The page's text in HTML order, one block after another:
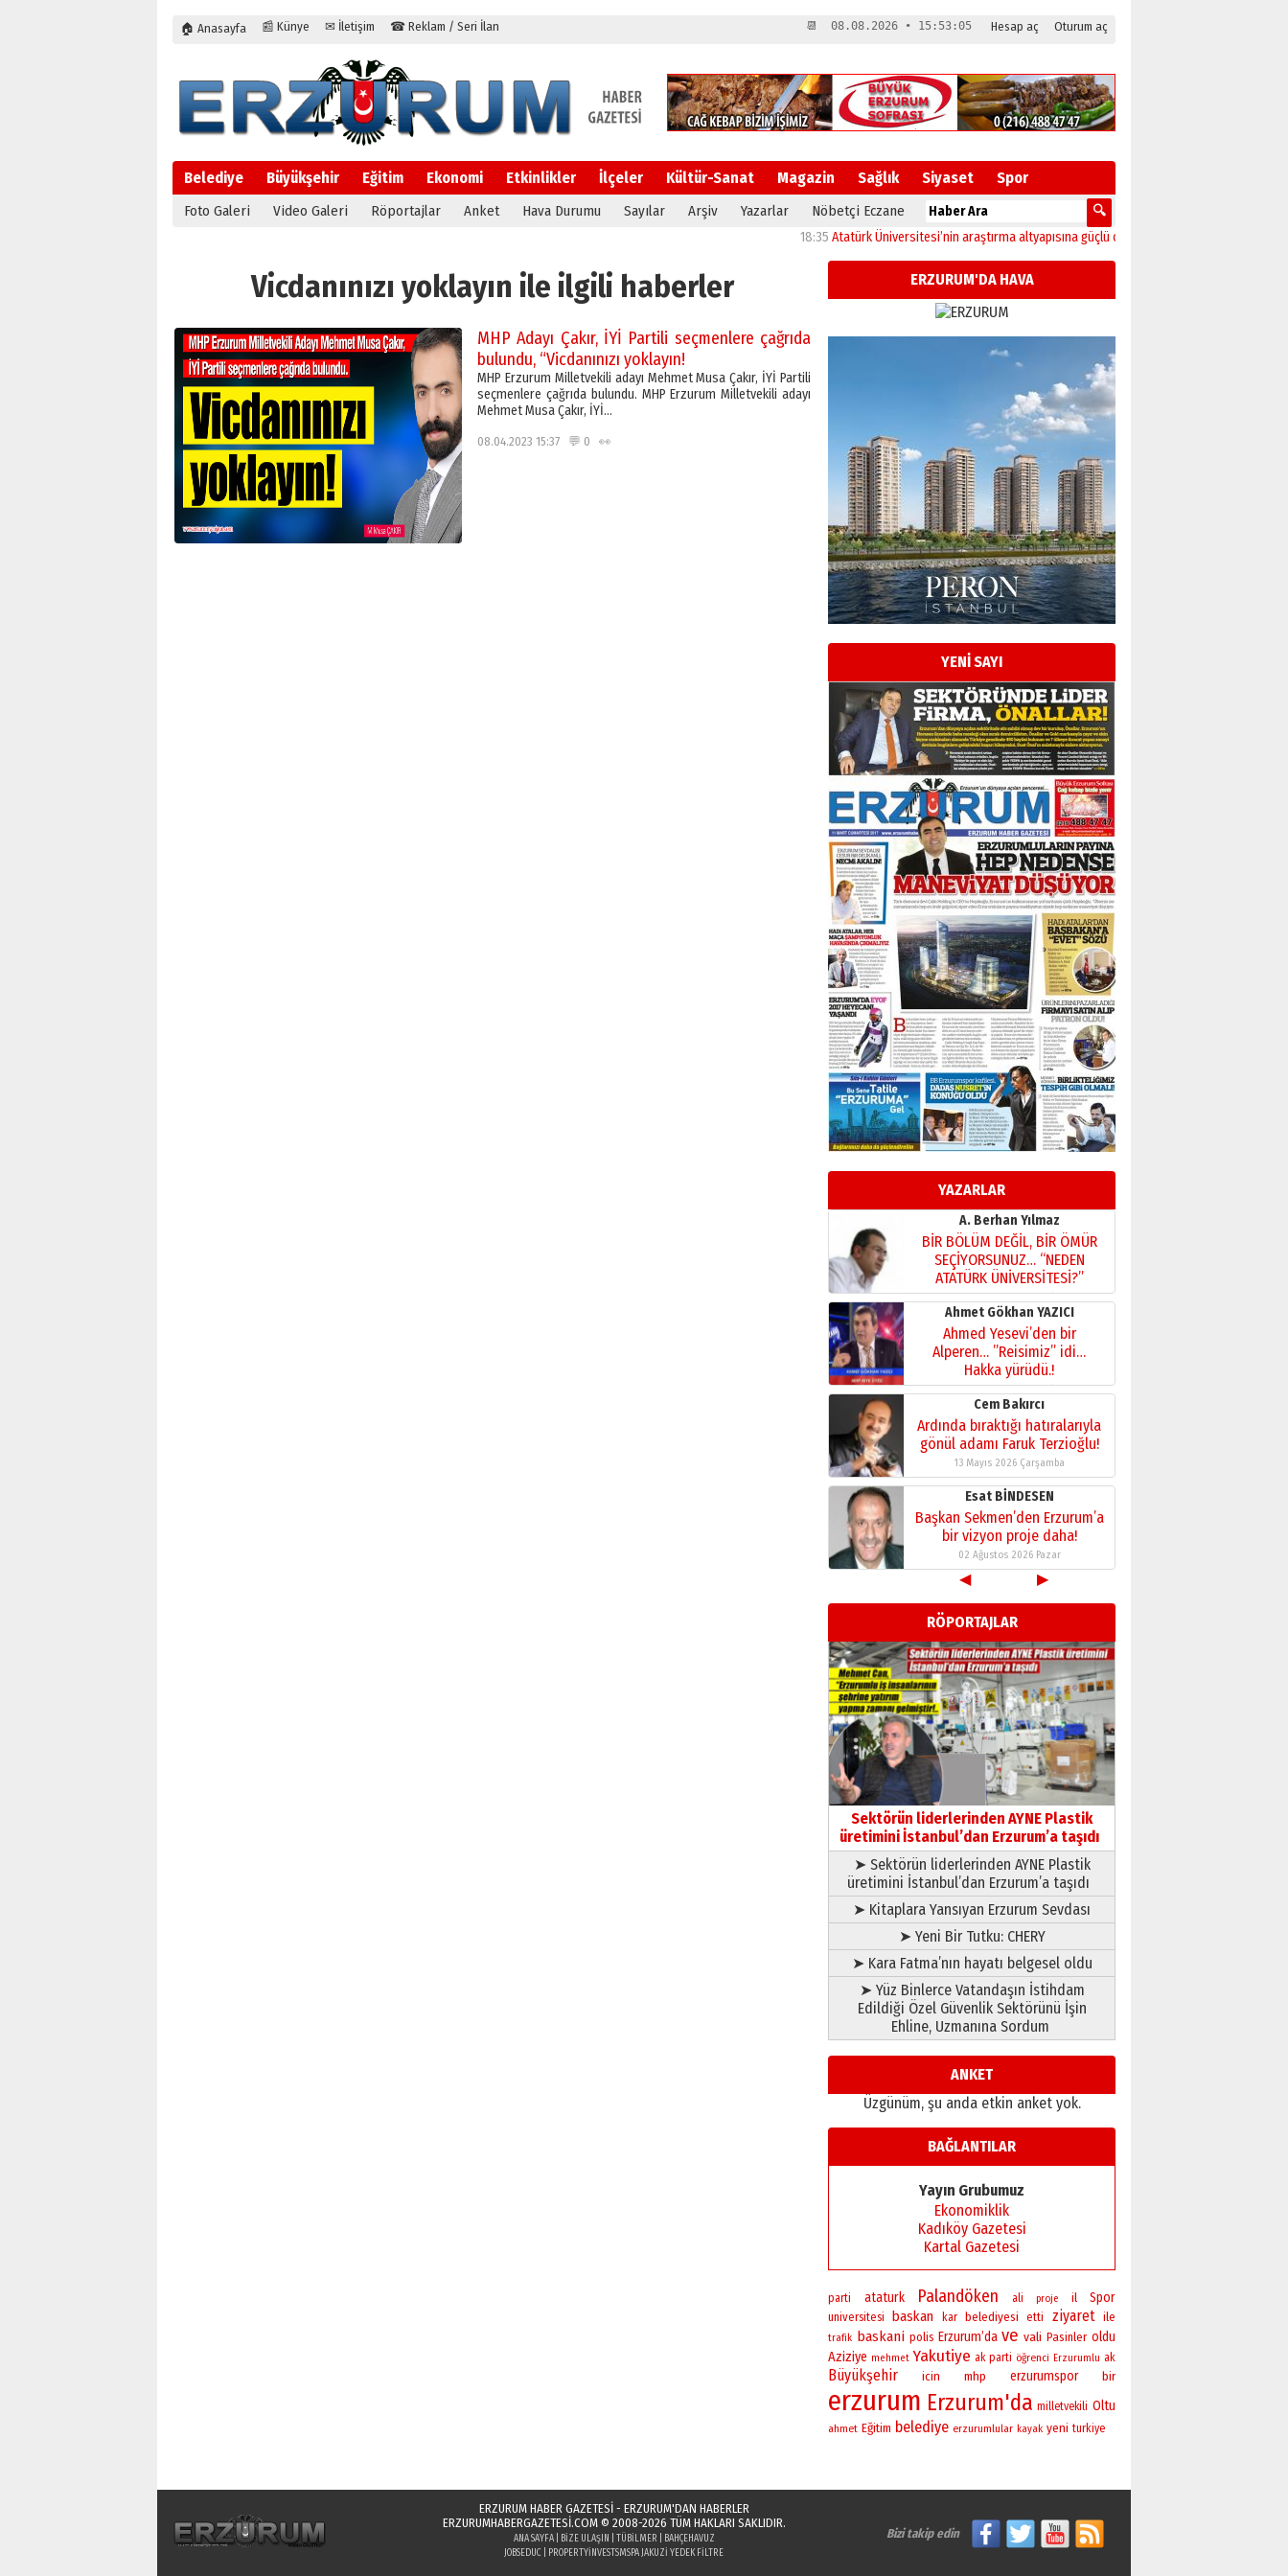
🏠 Anasayfa 📰 Künye ✉ İletişim ☎ Reklam / Seri İlan Hesap aç Oturum aç
📆 08.08.2026 • 15:53:06
Belediye Büyükşehir Eğitim Ekonomi Etkinlikler İlçeler Kültür-Sanat Magazin Sağlık Siyaset Spor
Foto Galeri Video Galeri Röportajlar Anket Hava Durumu Sayılar Arşiv Yazarlar Nöbetçi Eczane
Atatürk Üniversitesi’nin araştırma altyapısına güçlü onay 12:04
Vicdanınızı yoklayın ile ilgili haberler
MHP Adayı Çakır, İYİ Partili seçmenlere çağrıda
bulundu, “Vicdanınızı yoklayın!
MHP Erzurum Milletvekili adayı Mehmet Musa Çakır, İYİ Partili
seçmenlere çağrıda bulundu. MHP Erzurum Milletvekili adayı
Mehmet Musa Çakır, İYİ…
08.04.2023 15:37 💬 0 👀
ERZURUM'DA HAVA
YENİ SAYI
YAZARLAR
Esat BİNDESEN
Başkan Sekmen’den Erzurum’a
bir vizyon proje daha!
02 Ağustos 2026 Pazar
Kadir SABUNCUOĞLU
Erzurumspor’un köşe taşları
29 Haziran 2026 Pazartesi
Kenan GÜLERCİ
Murat Şahsuvaroğlu ERKON’da
çıtayı yukarı taşırken,
yönetimdekiler aşağı
çekmemeli!
17 Şubat 2026 SalıOrhan BOZKURT
Bir fotoğraf, bir şehir, bir
gazeteci… Dizginler kimin
elinde?
A. Berhan Yılmaz
BİR BÖLÜM DEĞİL, BİR ÖMÜR
SEÇİYORSUNUZ… “NEDEN
ATATÜRK ÜNİVERSİTESİ?”
28 Temmuz 2026 Salı
Ahmet Gökhan YAZICI
Ahmed Yesevi’den bir
Alperen… ”Reisimiz” idi…
Hakka yürüdü.!
26 Mart 2026 Perşembe
Cem Bakırcı
Ardında bıraktığı hatıralarıyla
gönül adamı Faruk Terzioğlu!
13 Mayıs 2026 Çarşamba
Esat BİNDESEN
Başkan Sekmen’den Erzurum’a
bir vizyon proje daha!
02 Ağustos 2026 Pazar
Kadir SABUNCUOĞLU
Erzurumspor’un köşe taşları
29 Haziran 2026 Pazartesi
Kenan GÜLERCİ
Murat Şahsuvaroğlu ERKON’da
çıtayı yukarı taşırken,
yönetimdekiler aşağı
çekmemeli!
17 Şubat 2026 SalıOrhan BOZKURT
Bir fotoğraf, bir şehir, bir
gazeteci… Dizginler kimin
elinde?
31 Mart 2026 Salı
A. Berhan Yılmaz
BİR BÖLÜM DEĞİL, BİR ÖMÜR
SEÇİYORSUNUZ… “NEDEN
ATATÜRK ÜNİVERSİTESİ?”
28 Temmuz 2026 Salı
Ahmet Gökhan YAZICI
Ahmed Yesevi’den bir
Alperen… ”Reisimiz” idi…
Hakka yürüdü.!
26 Mart 2026 Perşembe
Ardında bıraktığı hatıralarıyla
13 Mayıs 2026 Çarşamba
Esat BİNDESEN
Başkan Sekmen’den Erzurum’a
bir vizyon proje daha!
02 Ağustos 2026 Pazar
◀ ▶
RÖPORTAJLAR
Sektörün liderlerinden AYNE Plastik
üretimini İstanbul’dan Erzurum’a taşıdı
➤ Sektörün liderlerinden AYNE Plastik
üretimini İstanbul’dan Erzurum’a taşıdı
➤ Kitaplara Yansıyan Erzurum Sevdası
➤ Yeni Bir Tutku: CHERY
➤ Kara Fatma’nın hayatı belgesel oldu
➤ Yüz Binlerce Vatandaşın İstihdam
Edildiği Özel Güvenlik Sektörünü İşin
Ehline, Uzmanına Sordum
ANKET
Üzgünüm, şu anda etkin anket yok.
BAĞLANTILAR
Yayın Grubumuz
Ekonomiklik
Kadıköy Gazetesi
Kartal Gazetesi
parti ataturk Palandöken ali proje il Spor
universitesi baskan kar belediyesi etti ziyaret ile
trafik baskani polis Erzurum’da ve vali Pasinler oldu
Aziziye mehmet Yakutiye ak parti öğrenci Erzurumlu ak
Büyükşehir icin mhp erzurumspor bir
erzurum Erzurum'da milletvekili Oltu
ahmet Eğitim belediye erzurumlular kayak yeni turkiye
ERZURUM HABER GAZETESİ - ERZURUM'DAN HABERLER
ERZURUMHABERGAZETESI.COM© 2008-2026 TÜM HAKLARI SAKLIDIR.
ANA SAYFA| BIZE ULAŞIN TÜBILMER
BAHÇEHAVUZ
JOBSEDUC
PROPERTYINVESTSMSPA JAKUZI YEDEK FILTRE
Bizi takip edin